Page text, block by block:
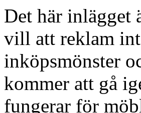
Det här inlägget
vill att reklam
inköpsmönster
kommer att gå
fungerar för